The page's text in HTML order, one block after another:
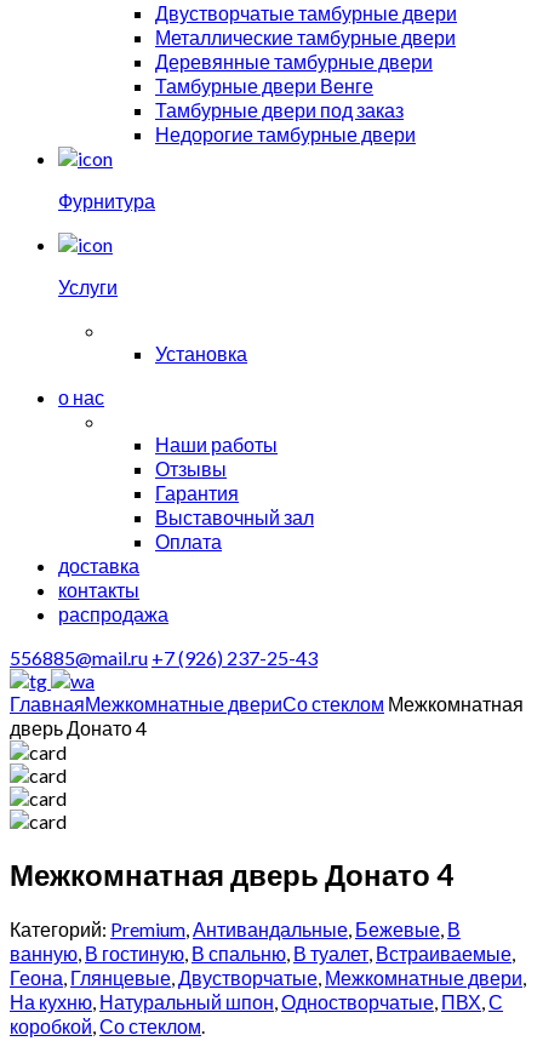
Двустворчатые тамбурные двери
Металлические тамбурные двери
Деревянные тамбурные двери
Тамбурные двери Венге
Тамбурные двери под заказ
Недорогие тамбурные двери
Фурнитура
Услуги
Установка
о нас
Наши работы
Отзывы
Гарантия
Выставочный зал
Оплата
доставка
контакты
распродажа
556885@mail.ru +7 (926) 237-25-43
ГлавнаяМежкомнатные двериСо стеклом Межкомнатная
дверь Донато 4
Межкомнатная дверь Донато 4
Категорий: Premium,Антивандальные, Бежевые, В
ванную, В гостиную, В спальню, В туалет, Встраиваемые,
Геона, Глянцевые,Двустворчатые, Межкомнатные двери,
На кухню, Натуральный шпон,Одностворчатые, ПВХ,С
коробкой,Со стеклом.